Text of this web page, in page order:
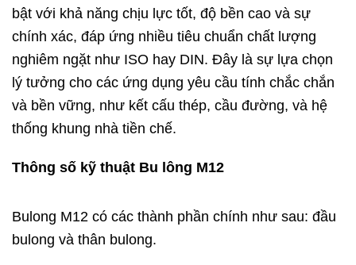
bật với khả năng chịu lực tốt, độ bền cao và sự
chính xác, đáp ứng nhiều tiêu chuẩn chất lượng
nghiêm ngặt như ISO hay DIN. Đây là sự lựa chọn
lý tưởng cho các ứng dụng yêu cầu tính chắc chắn
và bền vững, như kết cấu thép, cầu đường, và hệ
thống khung nhà tiền chế.
Thông số kỹ thuật Bu lông M12
Bulong M12 có các thành phần chính như sau: đầu
bulong và thân bulong.